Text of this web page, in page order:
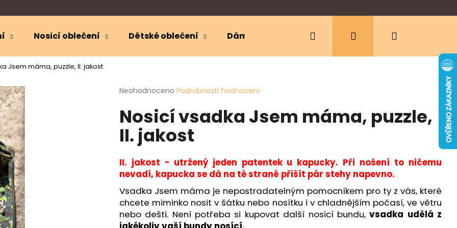
Nosicí oblečení Dětské oblečení Dámské oblečení Ergonomická nosítka
Hledat PřihlášeníNákupní
Jsem máma, puzzle, II. jakost
Průměrné
produktu
je
0,0
hvězdiček.
Neohodnoceno Podrobnosti hodnocení
Nosicí vsadka Jsem máma, puzzle,
II. jakost
II. jakost - utržený jeden patentek u kapucky. Při nošení to ničemu
nevadí, kapucka se dá na té straně přišít pár stehy napevno.
Vsadka Jsem máma je nepostradatelným pomocníkem pro ty z vás, které
chcete miminko nosit v šátku nebo nosítku i v chladnějším počasí, ve větru
nebo dešti. Není potřeba si kupovat další nosicí bundu,vsadka udělá z
Co potřebujete najít?
HLEDAT